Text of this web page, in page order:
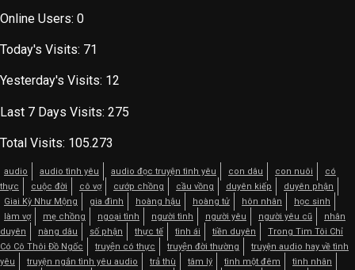
Online Users: 0
Today's Visits: 71
Yesterday's Visits: 12
Last 7 Days Visits: 275
Total Visits: 105.273
audio audio tình yêu audio đọc truyện tình yêu con dâu con nuôi
có
thực
cuộc đời cô vợ cướp chồng cầu vồng duyên kiếp
duyên phận
Giai Kỳ Như Mộng
gia đình hoàng hậu hoàng tử hôn nhân
học sinh
làm vợ
mẹ chồng ngoại tình người tình người yêu người yêu cũ
nhân
duyên
nàng dâu số phận thực tế tình ái tiền duyên
Trong Tim Tôi Chỉ
Có Cô Thôi Đồ Ngốc
truyện có thực truyện đời thường
truyện audio hay về tình
yêu
truyện ngắn tình yêu audio trả thù tâm lý tình một đêm
tình nhân